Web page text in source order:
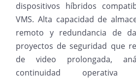
dispositivos híbridos
VMS. Alta capacidad de
remoto y redundancia de
proyectos de seguridad que
de video prolongada,
continuidad